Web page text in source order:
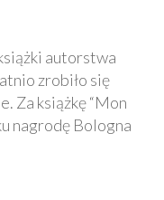
autorstwa
zrobiło się
Za książkę “Mon
nagrodę Bologna